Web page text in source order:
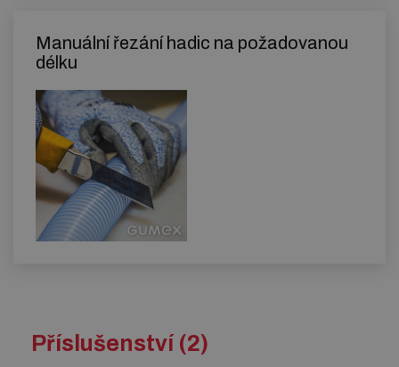
Manuální řezání hadic na požadovanou
délku
Příslušenství (2)